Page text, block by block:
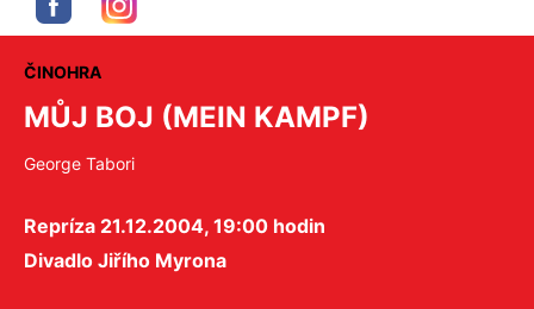
ČINOHRA
MŮJ BOJ (MEIN KAMPF)
George Tabori
Repríza 21.12.2004, 19:00 hodin
Divadlo Jiřího Myrona